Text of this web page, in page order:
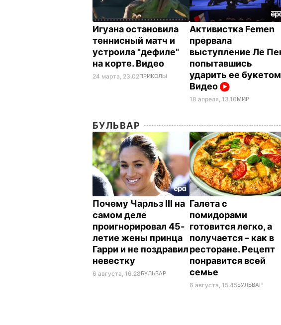
Игуана остановила
теннисный матч и
устроила "дефиле"
на корте. Видео
24 марта, 23.02ПРИКОЛЫ
Активистка Femen
прервала
выступление Ле
попытавшись
ударить ее
Видео
18 апреля, 13.10МИР
БУЛЬВАР
Почему Чарльз III на
самом деле
проигнорировал 45-
летие жены принца
Гарри и не поздравил
невестку
6 августа, 16.28БУЛЬВАР
Галета с
помидорами
готовится легко, а
получается – как в
ресторане. Рецепт
понравится всей
семье
6 августа, 15.45БУЛЬВАР